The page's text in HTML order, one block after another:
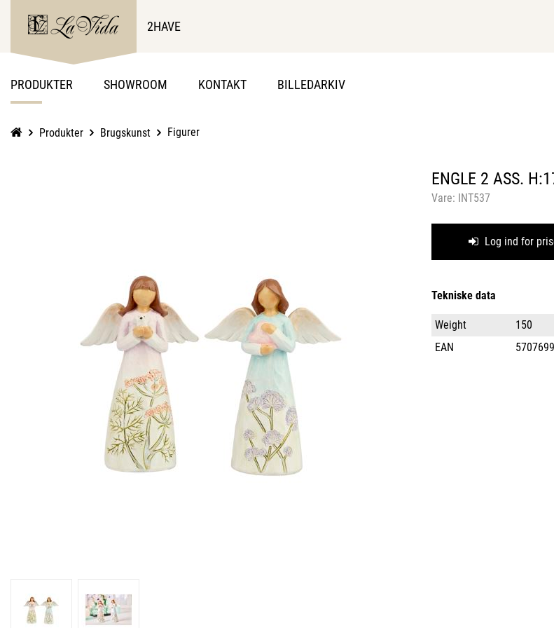
2HAVE
PRODUKTER SHOWROOM KONTAKT BILLEDARKIV
Produkter Brugskunst Figurer
ENGLE 2 ASS.
Vare: INT537
Log ind for
Tekniske data
Weight
150
EAN